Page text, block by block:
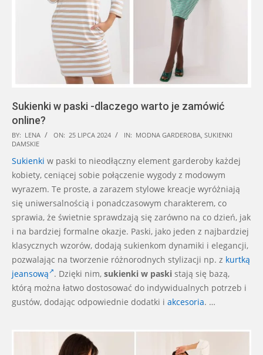
Sukienki w paski -dlaczego warto je zamówić
online?
2024-
07-
25
BY: LENA ON: 25 LIPCA 2024 IN: MODNA GARDEROBA SUKIENKI
DAMSKIE
Sukienki w paski to nieodłączny element garderoby każdej
kobiety, ceniącej sobie połączenie wygody z modowym
wyrazem. Te proste, a zarazem stylowe kreacje wyróżniają
się uniwersalnością i ponadczasowym charakterem, co
sprawia, że świetnie sprawdzają się zarówno na co dzień, jak
i na bardziej formalne okazje. Paski, jako jeden z najbardziej
klasycznych wzorów, dodają sukienkom dynamiki i elegancji,
pozwalając na tworzenie różnorodnych stylizacji np. z kurtką
jeansową . Dzięki nim, sukienki w paski stają się bazą,
którą można łatwo dostosować do indywidualnych potrzeb i
gustów, dodając odpowiednie dodatki i akcesoria. …